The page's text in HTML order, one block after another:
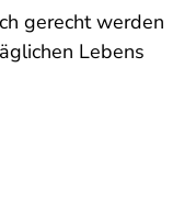
gerecht werden
Lebens